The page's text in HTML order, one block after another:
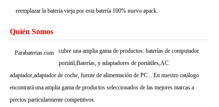
reemplazar la batería vieja por esta batería 100% nuevo apack.
Quién Somos
Parabaterias.com
cubre una amplia gama de productos: baterías de computador
portátil,Baterías, y adaptadores de portátiles,AC
adaptador,adaptador de coche, fuente de alimentación de PC... En nuestro catálogo
encontrará una amplia gama de productos seleccionados de las mejores marcas a
precios particularmente competitivos.